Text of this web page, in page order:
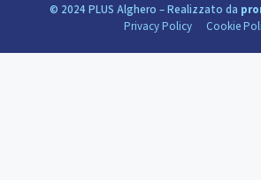
© 2024 PLUS Alghero – Realizzato da
Privacy Policy
Cookie